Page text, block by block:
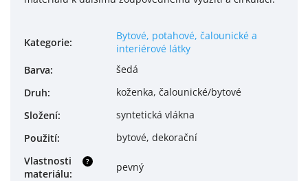
Kategorie:
Bytové, potahové, čalounické a
interiérové látky
Barva:
šedá
Druh:
koženka, čalounické/bytové
Složení:
syntetická vlákna
Použití: bytové, dekorační
?
Vlastnosti
materiálu:
pevný